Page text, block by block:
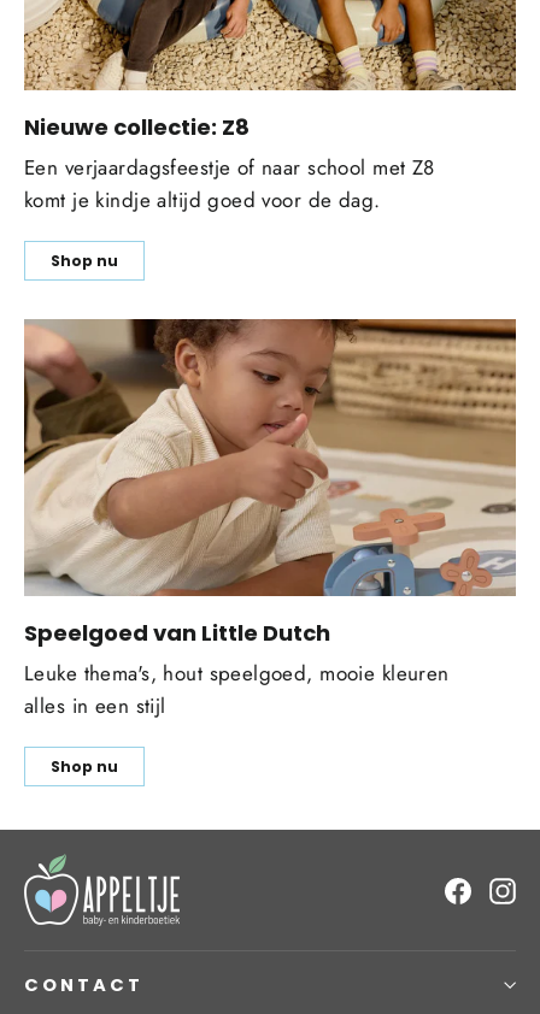
Nieuwe collectie: Z8
Een verjaardagsfeestje of naar school met Z8
komt je kindje altijd goed voor de dag.
Shop nu
Speelgoed van Little Dutch
Leuke thema's, hout speelgoed, mooie kleuren
alles in een stijl
Shop nu
CONTACT